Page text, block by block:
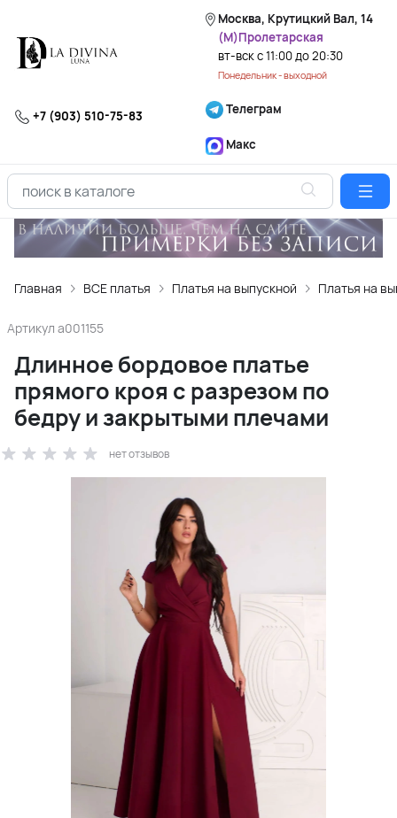
Москва, Крутицкий Вал, 14
(М)Пролетарская
вт-вск с 11:00 до 20:30
Понедельник - выходной
+7 (903) 510-75-83 Телеграм
Макс
Главная ВСЕ платья Платья на выпускной Платья на
Артикул a001155
Длинное бордовое платье
прямого кроя с разрезом по
бедру и закрытыми плечами
нет отзывов